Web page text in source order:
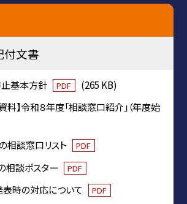
付文書
基本方針 PDF
(265 KB)
資料】令和８年度「相談窓口紹介」（年度始
相談窓口リスト PDF
相談ポスター PDF
時の対応について PDF